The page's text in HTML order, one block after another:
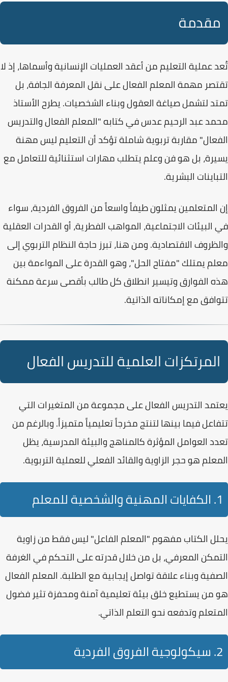
مقدمة
تُعد عملية التعليم من أعقد العمليات الإنسانية وأسماها، إذ لا
تقتصر مهمةالمعلم الفعالعلى نقل المعرفة الجافة، بل
تمتد لتشمل صياغة العقول وبناء الشخصيات. يطرح الأستاذ
محمد عبد الرحيم عدسفي كتابه "المعلم الفعال والتدريس
الفعال" مقاربة تربوية شاملة تؤكد أن التعليم ليس مهنة
يسيرة، بل هو فن وعلم يتطلب مهارات استثنائية للتعامل مع
التباينات البشرية.
إن المتعلمين يمثلون طيفاً واسعاً منالفروق الفردية، سواء
في البيئات الاجتماعية، المواهب الفطرية، أو القدرات العقلية
والظروف الاقتصادية. ومن هنا، تبرز حاجة النظام التربوي إلى
معلم يمتلك "مفتاح الحل"، وهو القدرة على المواءمة بين
هذه الفوارق وتيسير انطلاق كل طالب بأقصى سرعة ممكنة
تتوافق مع إمكاناته الذاتية.
المرتكزات العلمية للتدريس الفعال
يعتمدالتدريس الفعالعلى مجموعة من المتغيرات التي
تتفاعل فيما بينها لتنتج مخرجاً تعليمياً متميزاً. وبالرغم من
تعدد العوامل المؤثرة كالمناهج والبيئة المدرسية، يظل
المعلمهو حجر الزاوية والقائد الفعلي للعملية التربوية.
1. الكفايات المهنية والشخصية للمعلم
يحلل الكتاب مفهوم "المعلم الفاعل" ليس فقط من زاوية
التمكن المعرفي، بل من خلال قدرته علىالتحكم في الغرفة
الصفيةوبناء علاقة تواصل إيجابية مع الطلبة. المعلم الفعال
هو من يستطيع خلق بيئة تعليمية آمنة ومحفزة تثير فضول
المتعلم وتدفعه نحو التعلم الذاتي.
2. سيكولوجية الفروق الفردية